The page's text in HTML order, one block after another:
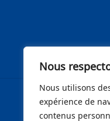
Nous
Nous utilisons
expérience de
contenus